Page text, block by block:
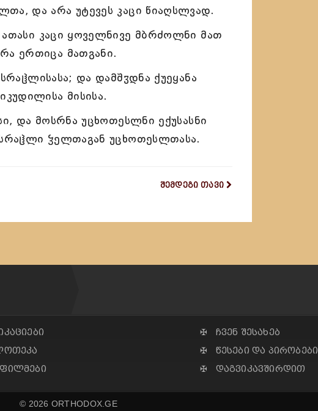
და არა უტევეს კაცი წიაღსლვად.
კაცი ყოველნივე მბრძოლნი მათ
ერთიცა მათგანი.
და დამშჳდნა ქუეყანა
მისისა.
და მოსრნა უცხოთესლნი ექუსასნი
ჴელთაგან უცხოთესლთასა.
შემდეგი თავი
✠ ჩვენ შესახებ
✠ წესები და პირობები
✠ დაგვიკავშირდით
© 2026 ORTHODOX.GE